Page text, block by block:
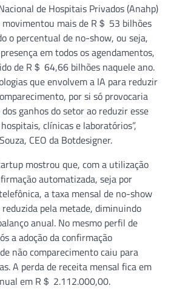
de Hospitais Privados (Anahp)
mais de R＄ 53 bilhões
o percentual de no-show, ou seja,
em todos os agendamentos,
de R＄ 64,66 bilhões naquele ano.
que envolvem a IA para reduzir
por si só provocaria
ganhos do setor ao reduzir esse
clínicas e laboratórios”,
CEO da Botdesigner.
mostrou que, com a utilização
automatizada, seja por
a taxa mensal de no-show
pela metade, diminuindo
anual. No mesmo perfil de
a adoção da confirmação
não comparecimento caiu para
A perda de receita mensal fica em
em R＄ 2.112.000,00.